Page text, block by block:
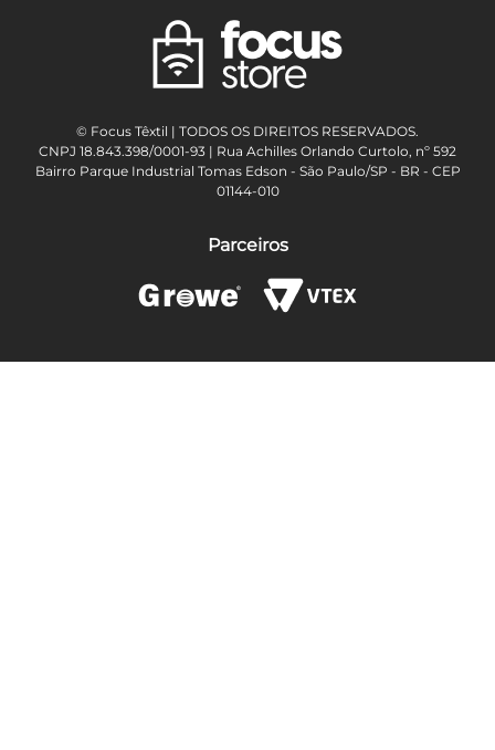
© Focus Têxtil | TODOS OS DIREITOS RESERVADOS.
CNPJ 18.843.398/0001-93 | Rua Achilles Orlando Curtolo, nº 592
Bairro Parque Industrial Tomas Edson - São Paulo/SP - BR - CEP
01144-010
Parceiros